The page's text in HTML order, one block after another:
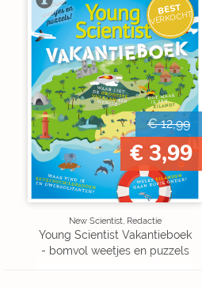
BEST
VERKOCHT
€ 12,99
€ 3,99
New Scientist, Redactie
Young Scientist Vakantieboek
- bomvol weetjes en puzzels